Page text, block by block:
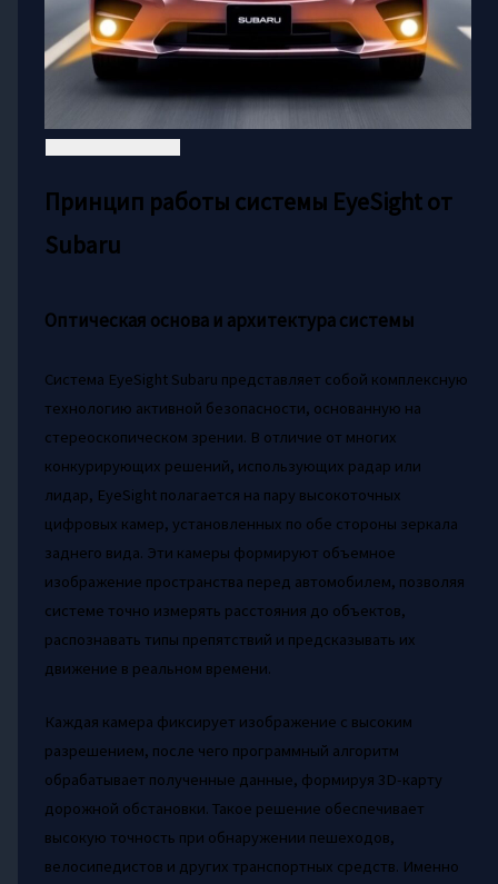
Принцип работы системы EyeSight от
Subaru
Оптическая основа и архитектура системы
Система EyeSight Subaru представляет собой комплексную
технологию активной безопасности, основанную на
стереоскопическом зрении. В отличие от многих
конкурирующих решений, использующих радар или
лидар, EyeSight полагается на пару высокоточных
цифровых камер, установленных по обе стороны зеркала
заднего вида. Эти камеры формируют объемное
изображение пространства перед автомобилем, позволяя
системе точно измерять расстояния до объектов,
распознавать типы препятствий и предсказывать их
движение в реальном времени.
Каждая камера фиксирует изображение с высоким
разрешением, после чего программный алгоритм
обрабатывает полученные данные, формируя 3D-карту
дорожной обстановки. Такое решение обеспечивает
высокую точность при обнаружении пешеходов,
велосипедистов и других транспортных средств. Именно